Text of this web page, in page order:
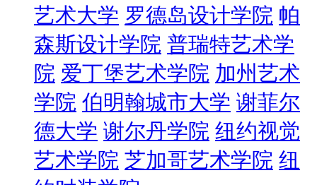
艺术大学 罗德岛设计学院 帕
森斯设计学院 普瑞特艺术学
院 爱丁堡艺术学院 加州艺术
学院 伯明翰城市大学 谢菲尔
德大学 谢尔丹学院 纽约视觉
艺术学院 芝加哥艺术学院 纽